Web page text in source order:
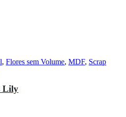
, Flores sem Volume, MDF, Scrap
Lily